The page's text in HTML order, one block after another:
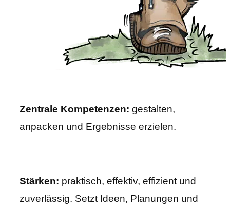
Zentrale Kompetenzen: gestalten,
anpacken und Ergebnisse erzielen.
Stärken: praktisch, effektiv, effizient und
zuverlässig. Setzt Ideen, Planungen und